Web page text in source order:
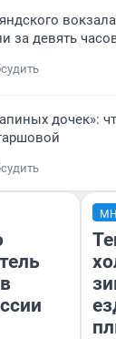
вокзала
за девять
дочек»: